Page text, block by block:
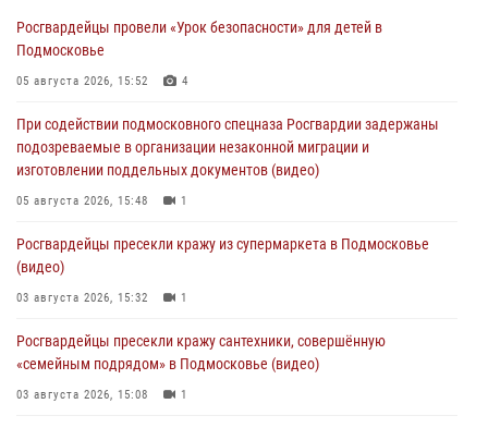
Росгвардейцы провели «Урок безопасности» для детей в
Подмосковье
05 августа 2026, 15:52 4
При содействии подмосковного спецназа Росгвардии задержаны
подозреваемые в организации незаконной миграции и
изготовлении поддельных документов (видео)
05 августа 2026, 15:48 1
Росгвардейцы пресекли кражу из супермаркета в Подмосковье
(видео)
03 августа 2026, 15:32 1
Росгвардейцы пресекли кражу сантехники, совершённую
«семейным подрядом» в Подмосковье (видео)
03 августа 2026, 15:08 1